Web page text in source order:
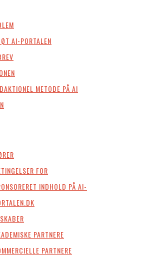
AI-PORTALEN
METODE PÅ AI
FOR
INDHOLD PÅ AI-
PARTNERE
PARTNERE